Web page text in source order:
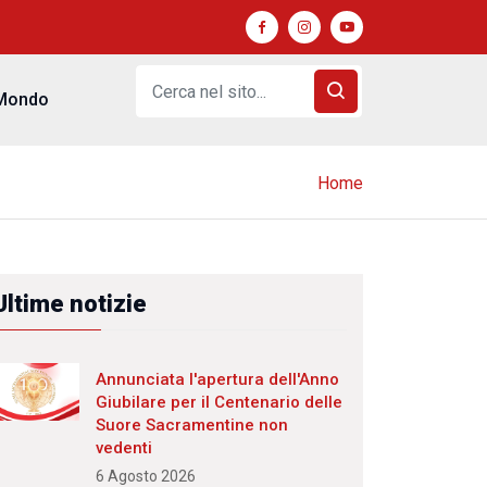
Home
notizie
Annunciata l'apertura dell'Anno
Giubilare per il Centenario delle
Suore Sacramentine non
vedenti
6 Agosto 2026